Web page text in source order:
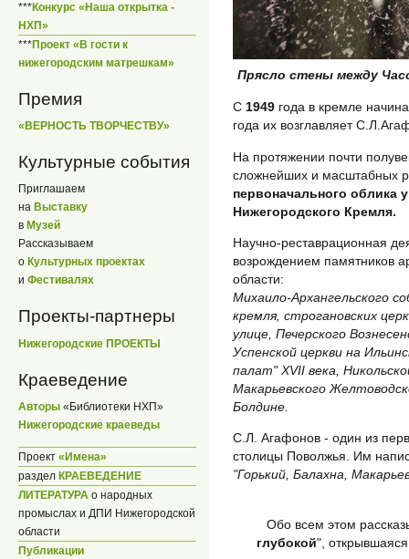
***Конкурс «Наша открытка -
НХП»
***Проект «В гости к
нижегородским матрешкам»
Премия
«ВЕРНОСТЬ ТВОРЧЕСТВУ»
Культурные события
Приглашаем
на Выставку
в Музей
Рассказываем
о Культурных проектах
и Фестивалях
Проекты-партнеры
Нижегородские ПРОЕКТЫ
Краеведение
Авторы «Библиотеки НХП»
Нижегородские краеведы
Проект «Имена»
раздел КРАЕВЕДЕНИЕ
ЛИТЕРАТУРА о народных
промыслах и ДПИ Нижегородской
области
Публикации
Прясло стены между
С 1949 года в кремле
года их возглавляет
На протяжении почти
сложнейших и масштабных
первоначального облика
Нижегородского Кремля.
Научно-реставрационная
возрождением памятников
области:
Михаило-Архангельского
кремля, строгановских
улице, Печерского
Успенской церкви на
палат" ХVII века,
Макарьевского
Болдине.
С.Л. Агафонов - один из
столицы Поволжья. Им
"Горький, Балахна,
Обо всем этом
глубокой", открывшаяся